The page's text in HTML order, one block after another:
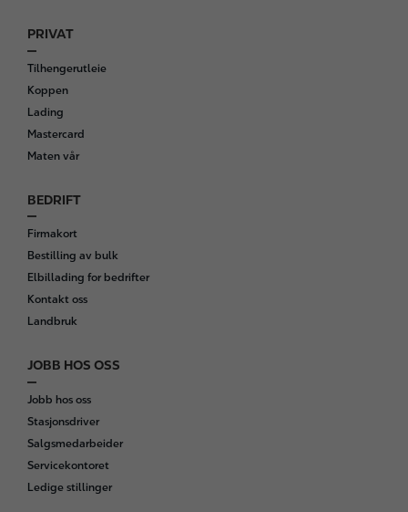
F
o
o
t
e
r
PRIVAT
Tilhengerutleie
Koppen
Lading
Mastercard
Maten vår
BEDRIFT
Firmakort
Bestilling av bulk
Elbillading for bedrifter
Kontakt oss
Landbruk
JOBB HOS OSS
Jobb hos oss
Stasjonsdriver
Salgsmedarbeider
Servicekontoret
Ledige stillinger